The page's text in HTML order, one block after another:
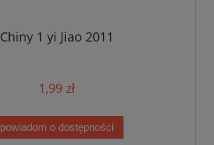
Chiny 1 yi Jiao 2011
1,99 zł
powiadom o dostępności